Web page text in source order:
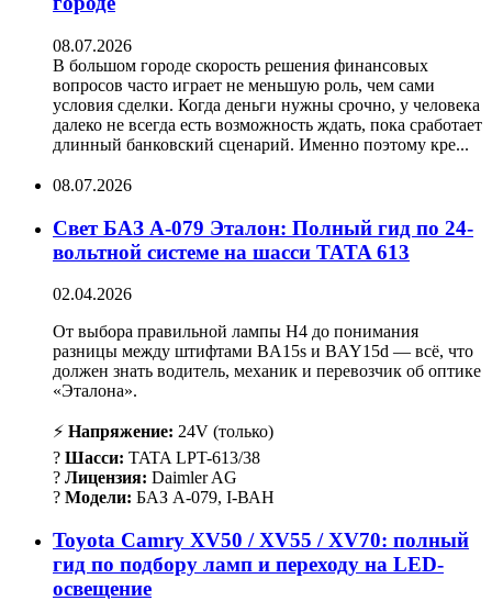
08.07.2026
В большом городе скорость решения финансовых
вопросов часто играет не меньшую роль, чем сами
условия сделки. Когда деньги нужны срочно, у человека
далеко не всегда есть возможность ждать, пока сработает
длинный банковский сценарий. Именно поэтому кре...
08.07.2026
Свет БАЗ А-079 Эталон: Полный гид по 24-
вольтной системе на шасси TATA 613
02.04.2026
От выбора правильной лампы H4 до понимания
разницы между штифтами BA15s и BAY15d — всё, что
должен знать водитель, механик и перевозчик об оптике
«Эталона».
⚡ Напряжение: 24V (только)
? Шасси: TATA LPT-613/38
? Лицензия: Daimler AG
? Модели: БАЗ А-079, І-ВАН
Toyota Camry XV50 / XV55 / XV70: полный
гид по подбору ламп и переходу на LED-
освещение